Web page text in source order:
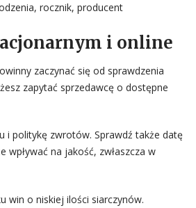
rocznik, producent
i online
zaczynać się od sprawdzenia
zapytać sprzedawcę o dostępne
i politykę zwrotów. Sprawdź także datę
na jakość, zwłaszcza w
win o niskiej ilości siarczynów.